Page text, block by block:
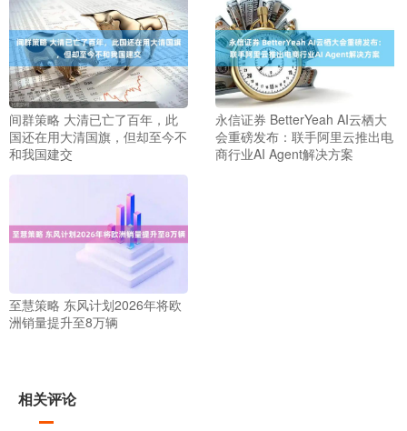
间群策略 大清已亡了百年，此
国还在用大清国旗，但却至今不
和我国建交
永信证券 BetterYeah AI云栖大
会重磅发布：联手阿里云推出电
商行业AI Agent解决方案
至慧策略 东风计划2026年将欧
洲销量提升至8万辆
相关评论